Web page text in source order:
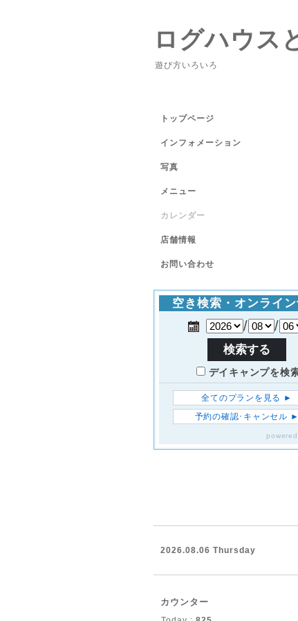
ログハウス
遊び方いろいろ
トップページ
インフォメーション
写真
メニュー
カレンダー
店舗情報
お問い合わせ
2026.08.06 Thursday
カウンター